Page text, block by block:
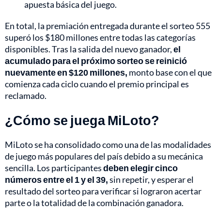
apuesta básica del juego.
En total, la premiación entregada durante el sorteo 555
superó los $180 millones entre todas las categorías
disponibles. Tras la salida del nuevo ganador,el
acumulado para el próximo sorteo se reinició
nuevamente en $120 millones, monto base con el que
comienza cada ciclo cuando el premio principal es
reclamado.
¿Cómo se juega MiLoto?
MiLoto se ha consolidado como una de las modalidades
de juego más populares del país debido a su mecánica
sencilla. Los participantesdeben elegir cinco
números entre el 1 y el 39,sin repetir, y esperar el
resultado del sorteo para verificar si lograron acertar
parte o la totalidad de la combinación ganadora.